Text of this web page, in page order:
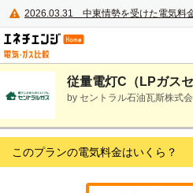
2026.03.31
電力・ガス比較
従量電灯C（LPガスセ
by セントラル石油瓦斯株式
このプランの電気料金はいくら？